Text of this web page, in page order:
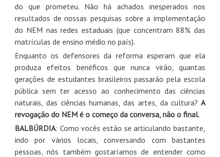
do que prometeu. Não há achados inesperados nos
resultados de nossas pesquisas sobre a implementação
do NEM nas redes estaduais (que concentram 88% das
matrículas de ensino médio no país).
Enquanto os defensores da reforma esperam que ela
produza efeitos benéficos que nunca virão, quantas
gerações de estudantes brasileiros passarão pela escola
pública sem ter acesso ao conhecimento das ciências
naturais, das ciências humanas, das artes, da cultura? A
revogação do NEM é o começo da conversa, não o final.
BALBÚRDIA: Como vocês estão se articulando bastante,
indo por vários locais, conversando com bastantes
pessoas, nós também gostaríamos de entender como